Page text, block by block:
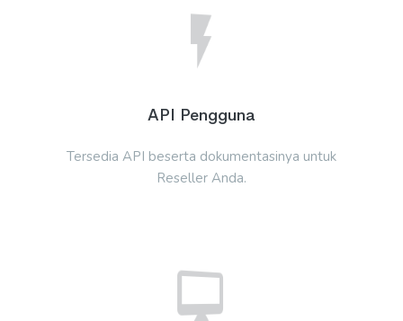
API Pengguna
Tersedia API beserta dokumentasinya untuk
Reseller Anda.